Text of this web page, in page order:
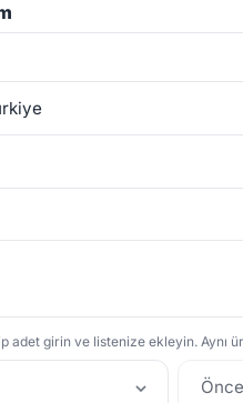
adet girin ve listenize ekleyin. Aynı